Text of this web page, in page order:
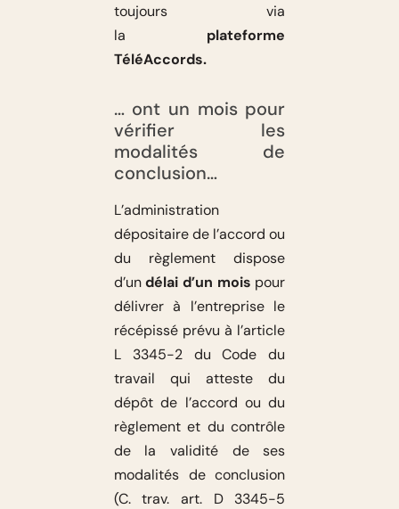
toujours via
la plateforme
TéléAccords.
… ont un mois pour
vérifier les
modalités de
conclusion…
L’administration
dépositaire de l’accord ou
du règlement dispose
d’undélai d’un mois pour
délivrer à l’entreprise le
récépissé prévu à l’article
L 3345-2 du Code du
travail qui atteste du
dépôt de l’accord ou du
règlement et du contrôle
de la validité de ses
modalités de conclusion
(C. trav. art. D 3345-5